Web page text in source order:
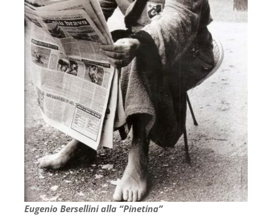
Eugenio Bersellini alla “Pinetina”